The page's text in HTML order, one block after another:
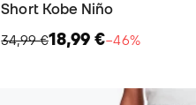
Short Kobe Niño
34,99 €18,99 €−46%